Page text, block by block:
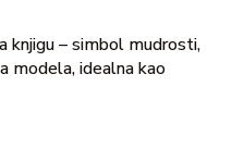
knjigu – simbol mudrosti,
modela, idealna kao